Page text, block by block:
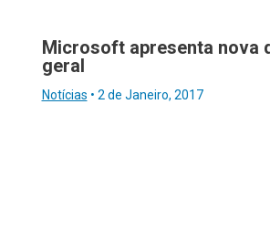
Microsoft apresenta nova
geral
Notícias • 2 de Janeiro, 2017